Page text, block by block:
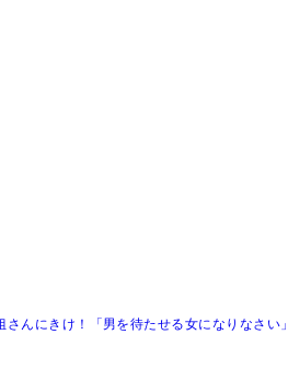
んにきけ！「男を待たせる女になりなさい」